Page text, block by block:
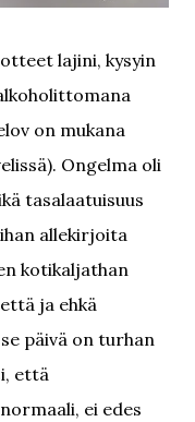
lajini, kysyin
on mukana
Ongelma oli
tasalaatuisuus
allekirjoita
kotikaljathan
ja ehkä
päivä on turhan
että
ei edes